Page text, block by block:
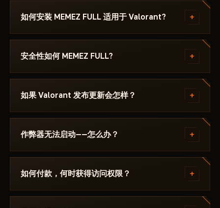
如何安装 MEMEZ FULL 适用于 Valorant? +
付款后你将收到下载链接和专为以下游戏编写的说明：
Valorant - ，其中注明所需的 Windows 版本、Secure
Discord 或 Telegram 联系我们，我们会帮您解决。
安全性如何 MEMEZ FULL? +
该作弊器在以下游戏的最新补丁上测试： Valorant 后
才会发布。当前状态可在卡片上查看——Undetected /
更新中 / 风险。若游戏更新后状态发生变化，该辅助会
被下架，直到修复发布。
如果 Valorant 发布更新会怎样？ +
补丁发布后24小时内更新。订阅冻结——天数不会流
失。修复完成后作弊器重新出现在目录中。
作弊器无法启动——怎么办？ +
请在 Discord 中描述错误。大多数问题 15 分钟内即可
解决：启动模式不正确、Secure Boot、杀毒软件。支
如何付款，何时获得访问权限？ +
通过加密货币或匿名支付系统付款。付款确认后自动获